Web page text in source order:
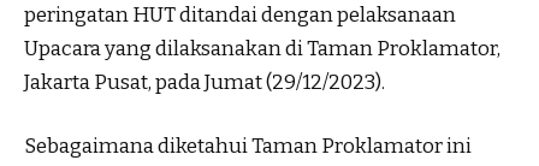
peringatan HUT ditandai dengan pelaksanaan
Upacara yang dilaksanakan di Taman Proklamator,
Jakarta Pusat, pada Jumat (29/12/2023).
Sebagaimana diketahui Taman Proklamator ini